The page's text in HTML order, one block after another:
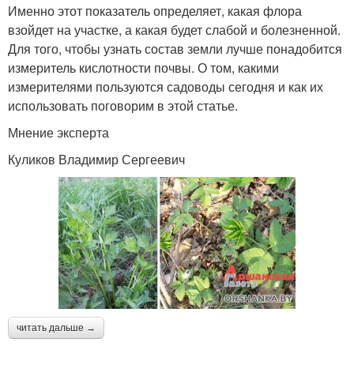
Именно этот показатель определяет, какая флора
взойдет на участке, а какая будет слабой и болезненной.
Для того, чтобы узнать состав земли лучше понадобится
измеритель кислотности почвы. О том, какими
измерителями пользуются садоводы сегодня и как их
использовать поговорим в этой статье.
Мнение эксперта
Куликов Владимир Сергеевич
читать дальше →